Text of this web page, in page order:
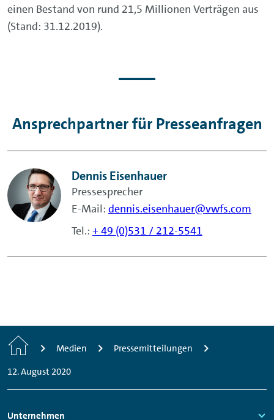
einen Bestand von rund 21,5 Millionen Verträgen aus
(Stand: 31.12.2019).
Ansprechpartner für Presseanfragen
Dennis Eisenhauer
Pressesprecher
E-Mail: dennis.eisenhauer@vwfs.com
Tel.: + 49 (0)531 / 212-5541
Home Medien
Pressemitteilungen
12. August 2020
Footer
Unternehmen